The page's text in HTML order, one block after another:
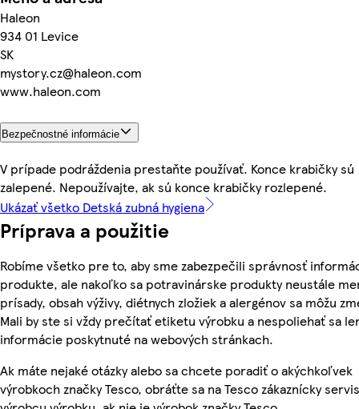
Haleon
934 01 Levice
SK
mystory.cz@haleon.com
www.haleon.com
Bezpečnostné informácie
V prípade podráždenia prestaňte používať. Konce krabičky sú
zalepené. Nepoužívajte, ak sú konce krabičky rozlepené.
Ukázať všetko Detská zubná hygiena
Príprava a použitie
Robíme všetko pre to, aby sme zabezpečili správnosť
produkte, ale nakoľko sa potravinárske produkty neustále
prísady, obsah výživy, diétnych zložiek a alergénov sa môžu
Mali by ste si vždy prečítať etiketu výrobku a nespoliehať sa
informácie poskytnuté na webových stránkach.
Ak máte nejaké otázky alebo sa chcete poradiť o akýchkoľvek
výrobkoch značky Tesco, obráťte sa na Tesco zákaznícky